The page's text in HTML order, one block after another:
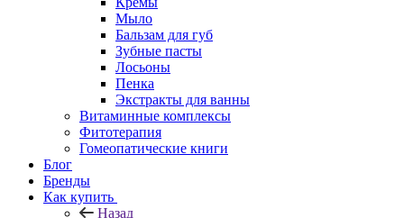
Мыло
Бальзам для губ
Зубные пасты
Лосьоны
Пенка
Экстракты для ванны
Витаминные комплексы
Фитотерапия
Гомеопатические книги
Блог
Бренды
Как купить
Назад